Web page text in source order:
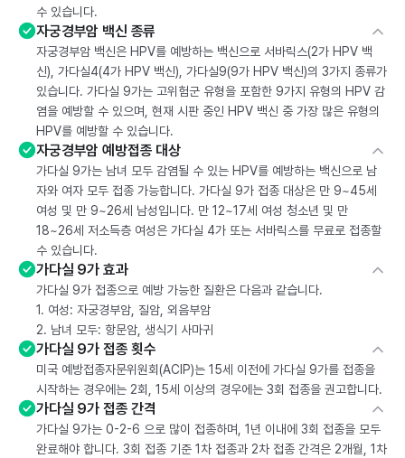
수 있습니다.
자궁경부암 백신 종류
자궁경부암 백신은 HPV를 예방하는 백신으로 서바릭스(2가 HPV 백
신), 가다실4(4가 HPV 백신), 가다실9(9가 HPV 백신)의 3가지 종류가
있습니다. 가다실 9가는 고위험군 유형을 포함한 9가지 유형의 HPV 감
염을 예방할 수 있으며, 현재 시판 중인 HPV 백신 중 가장 많은 유형의
HPV를 예방할 수 있습니다.
자궁경부암 예방접종 대상
가다실 9가는 남녀 모두 감염될 수 있는 HPV를 예방하는 백신으로 남
자와 여자 모두 접종 가능합니다. 가다실 9가 접종 대상은 만 9~45세
여성 및 만 9~26세 남성입니다. 만 12~17세 여성 청소년 및 만
18~26세 저소득층 여성은 가다실 4가 또는 서바릭스를 무료로 접종할
수 있습니다.
가다실 9가 효과
가다실 9가 접종으로 예방 가능한 질환은 다음과 같습니다.
1. 여성: 자궁경부암, 질암, 외음부암
2. 남녀 모두: 항문암, 생식기 사마귀
가다실 9가 접종 횟수
미국 예방접종자문위원회(ACIP)는 15세 이전에 가다실 9가를 접종을
시작하는 경우에는 2회, 15세 이상의 경우에는 3회 접종을 권고합니다.
가다실 9가 접종 간격
가다실 9가는 0-2-6 으로 많이 접종하며, 1년 이내에 3회 접종을 모두
완료해야 합니다. 3회 접종 기준 1차 접종과 2차 접종 간격은 2개월, 1차